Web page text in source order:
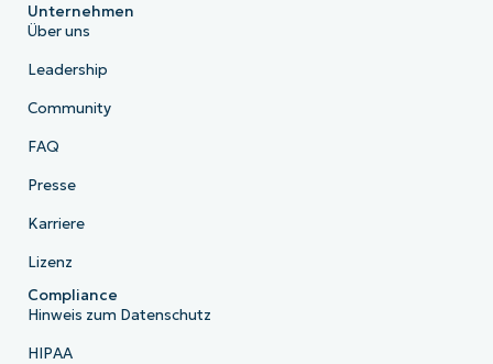
Unternehmen
Über uns
Leadership
Community
FAQ
Presse
Karriere
Lizenz
Compliance
Hinweis zum Datenschutz
HIPAA